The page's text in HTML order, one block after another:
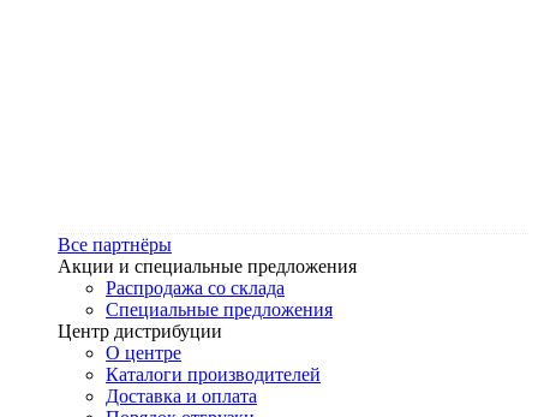
Все партнёры
Акции и специальные предложения
Распродажа со склада
Специальные предложения
Центр дистрибуции
О центре
Каталоги производителей
Доставка и оплата